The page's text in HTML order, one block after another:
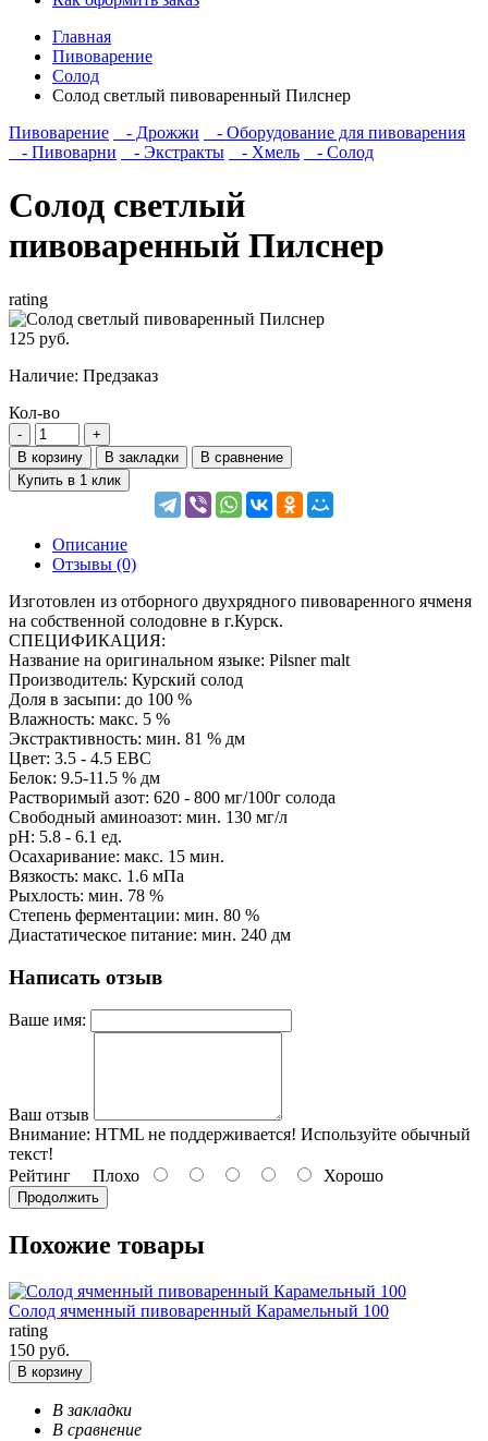
Главная
Пивоварение
Солод
Солод светлый пивоваренный Пилснер
Пивоварение
- Дрожжи
- Оборудование для пивоварения
- Пивоварни
- Экстракты - Хмель - Солод
Солод светлый
пивоваренный Пилснер
rating
125 руб.
Наличие: Предзаказ
Кол-во
В корзину В закладки
В сравнение
Купить в 1 клик
Описание
Отзывы (0)
Изготовлен из отборного двухрядного пивоваренного ячменя
на собственной солодовне в г.Курск.
СПЕЦИФИКАЦИЯ:
Название на оригинальном языке: Pilsner malt
Производитель: Курский солод
Доля в засыпи: до 100 %
Влажность: макс. 5 %
Экстрактивность: мин. 81 % дм
Цвет: 3.5 - 4.5 EBC
Белок: 9.5-11.5 % дм
Растворимый азот: 620 - 800 мг/100г солода
Свободный аминоазот: мин. 130 мг/л
pH: 5.8 - 6.1 ед.
Осахаривание: макс. 15 мин.
Вязкость: макс. 1.6 мПа
Рыхлость: мин. 78 %
Степень ферментации: мин. 80 %
Диастатическое питание: мин. 240 дм
Написать отзыв
Ваше имя:
Ваш отзыв
Внимание: HTML не поддерживается! Используйте обычный
текст!
Рейтинг Плохо Хорошо
Продолжить
Похожие товары
Солод ячменный пивоваренный Карамельный 100
rating
150 руб.
В корзину
В закладки
В сравнение